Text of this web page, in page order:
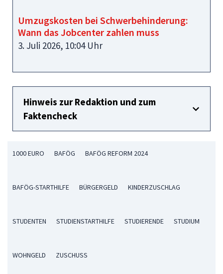
Umzugskosten bei Schwerbehinderung:
Wann das Jobcenter zahlen muss
3. Juli 2026, 10:04 Uhr
Hinweis zur Redaktion und zum
Faktencheck
1000 EURO BAFÖG BAFÖG REFORM 2024
BAFÖG-STARTHILFE BÜRGERGELD KINDERZUSCHLAG
STUDENTEN STUDIENSTARTHILFE STUDIERENDE STUDIUM
WOHNGELD ZUSCHUSS